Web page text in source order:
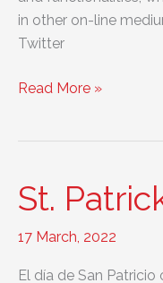
in other on-line
Twitter
Website
Read More »
St.
17 March, 2022
El día de San